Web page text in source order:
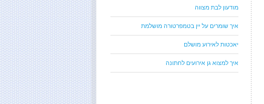
מודעון לבת מצווה
איך שומרים על יין בטמפרטורה מושלמת
יאכטות לאירוע מושלם
איך למצוא גן אירועים לחתונה